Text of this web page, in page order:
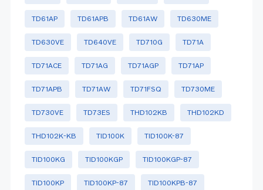
TD61AP TD61APB TD61AW TD630ME
TD630VE TD640VE TD710G TD71A
TD71ACE TD71AG TD71AGP TD71AP
TD71APB TD71AW TD71FSQ TD730ME
TD730VE TD73ES THD102KB THD102KD
THD102K-KB TID100K TID100K-87
TID100KG TID100KGP TID100KGP-87
TID100KP TID100KP-87 TID100KPB-87